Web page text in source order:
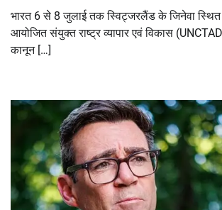
भारत 6 से 8 जुलाई तक स्विट्जरलैंड के जिनेवा
आयोजित संयुक्त राष्ट्र व्यापार एवं विकास
कानून […]